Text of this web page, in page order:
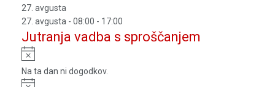
27. avgusta
27. avgusta - 08:00 - 17:00
Jutranja vadba s sproščanjem
Notice
Na ta dan ni dogodkov.
Notice